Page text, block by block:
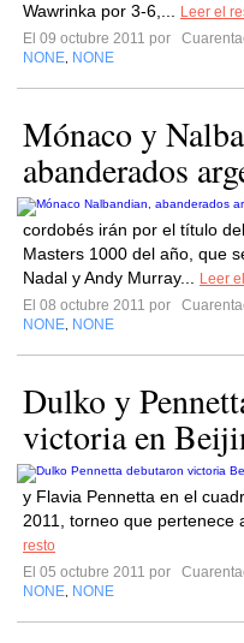
Wawrinka por 3-6,...
Leer el
El 09 octubre 2011 por
NONE NONE
Mónaco y
abanderados
cordobés irán por el título
Masters 1000 del año, que
Nadal y Andy Murray...
Leer
El 08 octubre 2011 por
NONE NONE
Dulko y
victoria en
y Flavia Pennetta en el
2011, torneo que pertenece
resto
El 05 octubre 2011 por
NONE NONE